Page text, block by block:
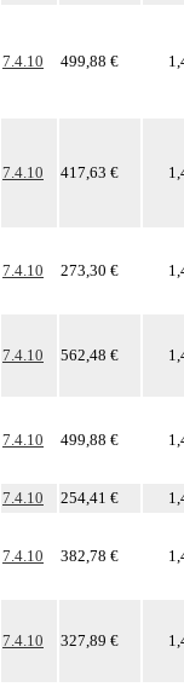
7.4.10 499,88 €
7.4.10 417,63 €
7.4.10 273,30 €
7.4.10 562,48 €
7.4.10 499,88 €
7.4.10 254,41 €
7.4.10 382,78 €
7.4.10 327,89 €